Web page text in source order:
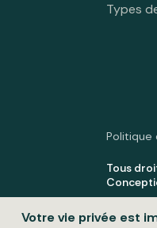
Types
Tous
Votre vie privée est